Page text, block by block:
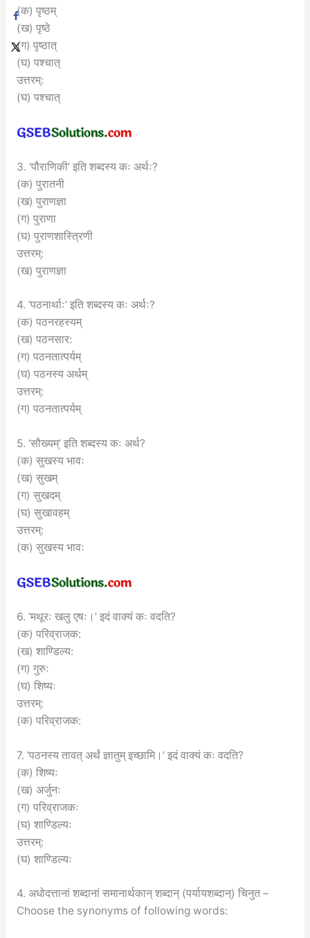
(क) पृष्ठम्
(ख) पृष्ठे
(ग) पृष्ठात्
(घ) पश्चात्
उत्तरम्:
(घ) पश्चात्
3. ‘पौराणिकी’ इति शब्दस्य कः अर्थः?
(क) पुरातनी
(ख) पुराणज्ञा
(ग) पुराणा
(घ) पुराणशास्त्रिणी
उत्तरम्:
(ख) पुराणज्ञा
4. ‘पठनार्थाः’ इति शब्दस्य कः अर्थः?
(क) पठनरहस्यम्
(ख) पठनसार:
(ग) पठनतात्पर्यम्
(घ) पठनस्य अर्थम्
उत्तरम्:
(ग) पठनतात्पर्यम्
5. ‘सौख्यम्’ इति शब्दस्य कः अर्थ?
(क) सुखस्य भावः
(ख) सुखम्
(ग) सुखदम्
(घ) सुखावहम्
उत्तरम्:
(क) सुखस्य भावः
6. ‘मथूरः खलु एषः।’ इदं वाक्यं कः वदति?
(क) परिव्राजक:
(ख) शाण्डिल्य:
(ग) गुरुः
(घ) शिष्यः
उत्तरम्:
(क) परिव्राजक:
7. ‘पठनस्य तावत् अर्थं ज्ञातुम् इच्छामि।’ इदं वाक्यं कः वदति?
(क) शिष्यः
(ख) अर्जुनः
(ग) परिव्राजकः
(घ) शाण्डिल्यः
उत्तरम्:
(घ) शाण्डिल्यः
4. अधोदत्तानां शब्दानां समानार्थकान् शब्दान् (पर्यायशब्दान्) चिनुत –
Choose the synonyms of following words: